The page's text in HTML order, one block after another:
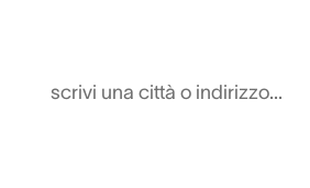
scrivi una città o indirizzo...